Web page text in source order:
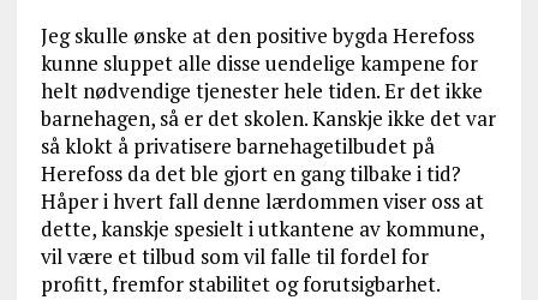
Jeg skulle ønske at den positive bygda Herefoss
kunne sluppet alle disse uendelige kampene for
helt nødvendige tjenester hele tiden. Er det ikke
barnehagen, så er det skolen. Kanskje ikke det var
så klokt å privatisere barnehagetilbudet på
Herefoss da det ble gjort en gang tilbake i tid?
Håper i hvert fall denne lærdommen viser oss at
dette, kanskje spesielt i utkantene av kommune,
vil være et tilbud som vil falle til fordel for
profitt, fremfor stabilitet og forutsigbarhet.